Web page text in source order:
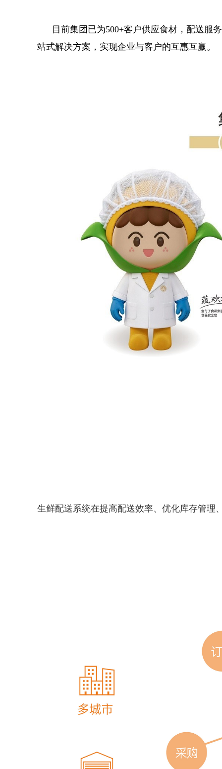
目前集团已为500+客户供应食材，配送服
站式解决方案，实现企业与客户的互惠互赢。
生鲜配送系统在提高配送效率、优化库存管理